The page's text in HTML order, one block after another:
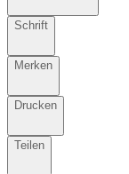
Schrift
Schrift
Merken
Merken
Drucken
Drucken
Teilen
Teilen